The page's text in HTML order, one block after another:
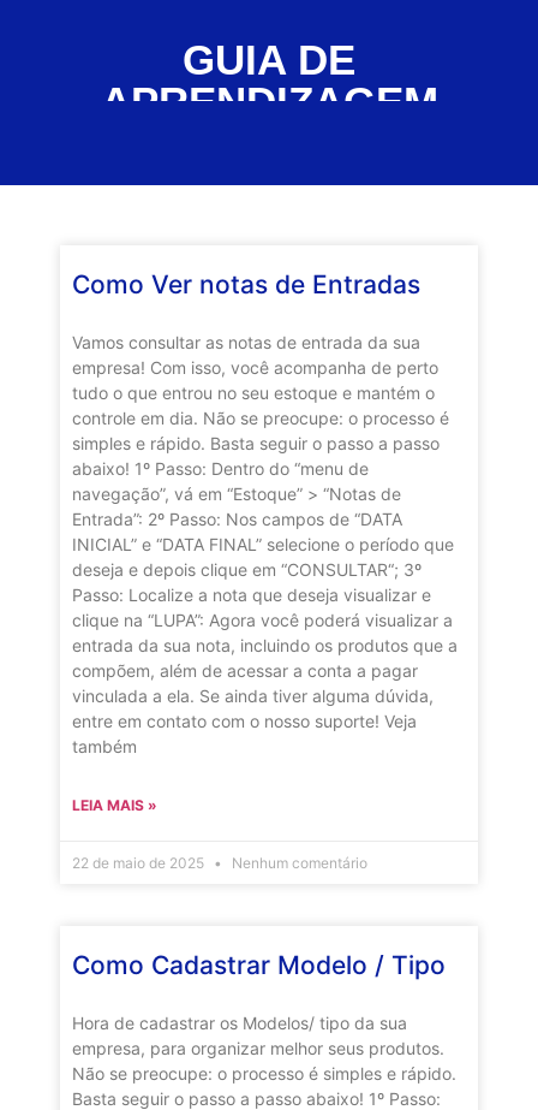
GUIA DE
APRENDIZAGEM
Como Ver notas de Entradas
Vamos consultar as notas de entrada da sua
empresa! Com isso, você acompanha de perto
tudo o que entrou no seu estoque e mantém o
controle em dia. Não se preocupe: o processo é
simples e rápido. Basta seguir o passo a passo
abaixo! 1º Passo: Dentro do “menu de
navegação”, vá em “Estoque” > “Notas de
Entrada”: 2º Passo: Nos campos de “DATA
INICIAL” e “DATA FINAL” selecione o período que
deseja e depois clique em “CONSULTAR“; 3º
Passo: Localize a nota que deseja visualizar e
clique na “LUPA”: Agora você poderá visualizar a
entrada da sua nota, incluindo os produtos que a
compõem, além de acessar a conta a pagar
vinculada a ela. Se ainda tiver alguma dúvida,
entre em contato com o nosso suporte! Veja
também
LEIA MAIS »
22 de maio de 2025 Nenhum comentário
Como Cadastrar Modelo / Tipo
Hora de cadastrar os Modelos/ tipo da sua
empresa, para organizar melhor seus produtos.
Não se preocupe: o processo é simples e rápido.
Basta seguir o passo a passo abaixo! 1º Passo: